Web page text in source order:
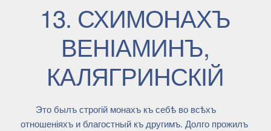
13. СХИМОНАХЪ
ВЕНІАМИНЪ,
КАЛЯГРИНСКІЙ
Это былъ строгій монахъ къ себѣ во всѣхъ
отношеніяхъ и благостный къ другимъ. Долго прожилъ